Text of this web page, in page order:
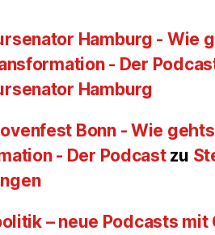
Hamburg - Wie
- Der
Hamburg
Bonn - Wie
- Der Podcastzu
– neue Podcasts mit